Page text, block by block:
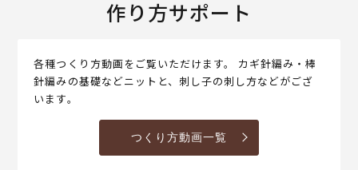
作り方サポート
各種つくり方動画をご覧いただけます。 カギ針編み・棒
針編みの基礎などニットと、刺し子の刺し方などがござ
います。
つくり方動画一覧